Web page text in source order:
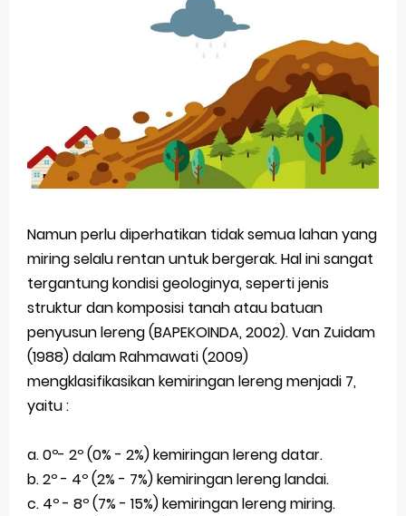
Namun perlu diperhatikan tidak semua lahan yang
miring selalu rentan untuk bergerak. Hal ini sangat
tergantung kondisi geologinya, seperti jenis
struktur dan komposisi tanah atau batuan
penyusun lereng (BAPEKOINDA, 2002). Van Zuidam
(1988) dalam Rahmawati (2009)
mengklasifikasikan kemiringan lereng menjadi 7,
yaitu :
a. 0º- 2º (0% - 2%) kemiringan lereng datar.
b. 2º - 4º (2% - 7%) kemiringan lereng landai.
c. 4º - 8º (7% - 15%) kemiringan lereng miring.